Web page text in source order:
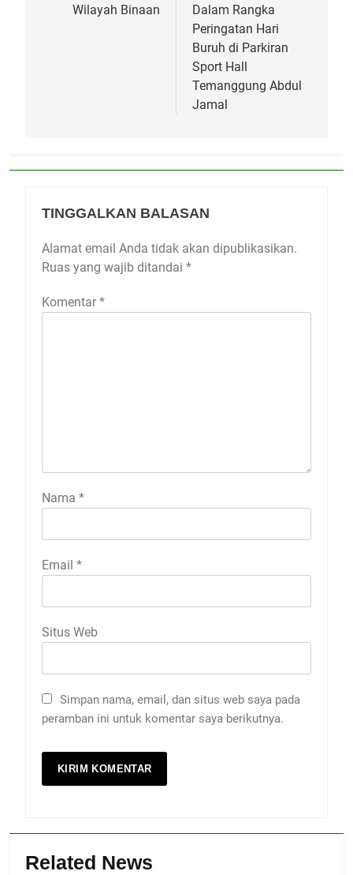
Wilayah Binaan
Dalam Rangka
Peringatan Hari
Buruh di Parkiran
Sport Hall
Temanggung Abdul
Jamal
TINGGALKAN BALASAN
Alamat email Anda tidak akan dipublikasikan.
Ruas yang wajib ditandai *
Komentar *
Nama *
Email *
Situs Web
Simpan nama, email, dan situs web saya pada
peramban ini untuk komentar saya berikutnya.
Related News